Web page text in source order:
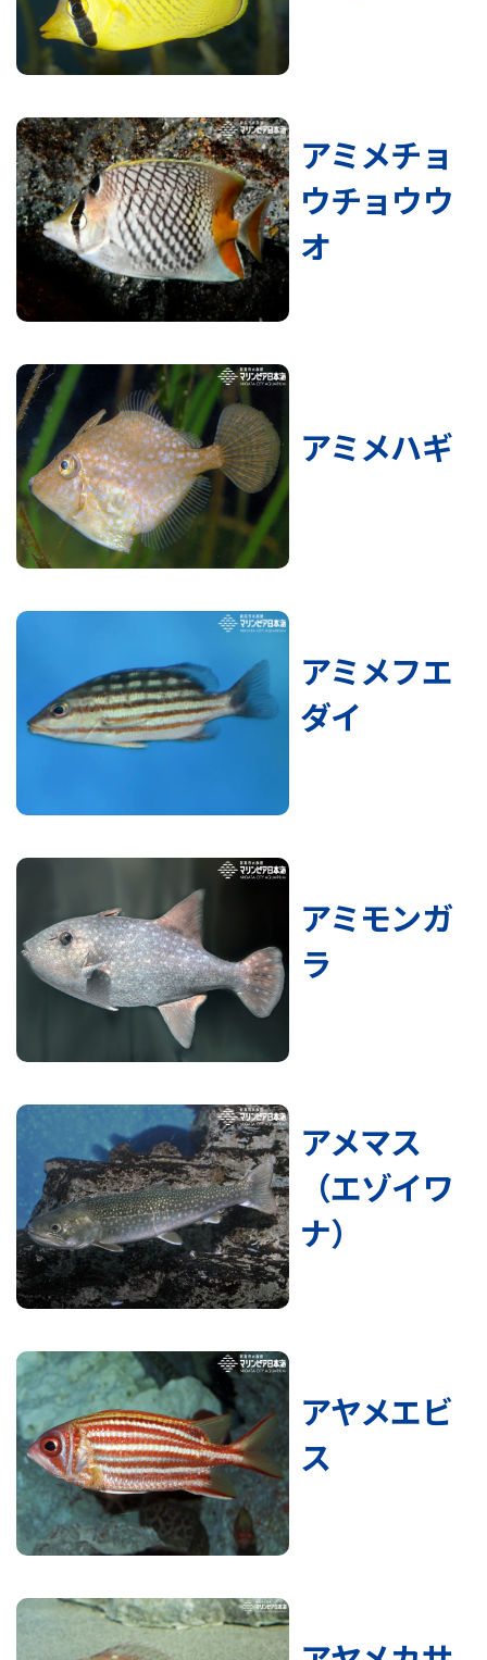
アミメチョ
ウチョウウ
オ
アミメハギ
アミメフエ
ダイ
アミモンガ
ラ
アメマス
（エゾイワ
ナ）
アヤメエビ
ス